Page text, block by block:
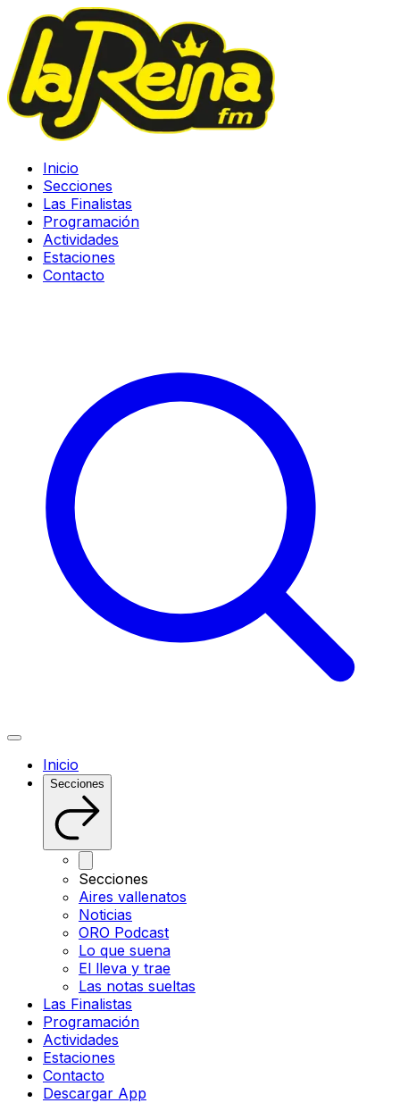
Inicio
Secciones
Las Finalistas
Programación
Actividades
Estaciones
Contacto
Inicio
Secciones
Secciones
Aires vallenatos
Noticias
ORO Podcast
Lo que suena
El lleva y trae
Las notas sueltas
Las Finalistas
Programación
Actividades
Estaciones
Contacto
Descargar App